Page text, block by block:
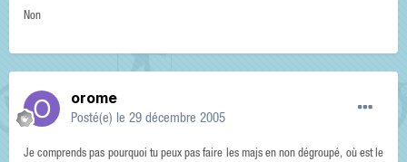
Non
orome
Posté(e) le 29 décembre 2005
Je comprends pas pourquoi tu peux pas faire les majs en non dégroupé, où est le